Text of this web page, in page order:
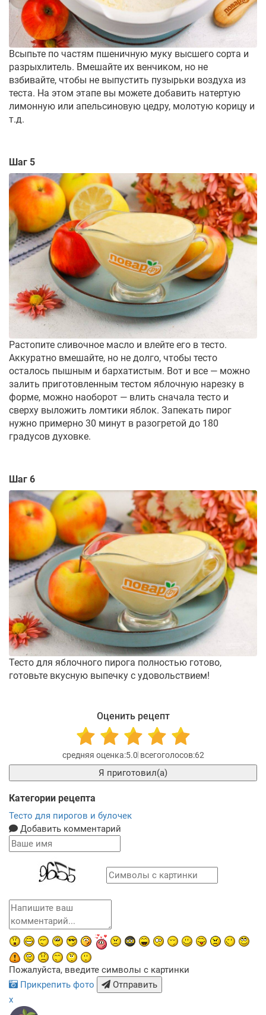
Всыпьте по частям пшеничную муку высшего сорта и
разрыхлитель. Вмешайте их венчиком, но не
взбивайте, чтобы не выпустить пузырьки воздуха из
теста. На этом этапе вы можете добавить натертую
лимонную или апельсиновую цедру, молотую корицу и
т.д.
Шаг 5
Растопите сливочное масло и влейте его в тесто.
Аккуратно вмешайте, но не долго, чтобы тесто
осталось пышным и бархатистым. Вот и все — можно
залить приготовленным тестом яблочную нарезку в
форме, можно наоборот — влить сначала тесто и
сверху выложить ломтики яблок. Запекать пирог
нужно примерно 30 минут в разогретой до 180
градусов духовке.
Шаг 6
Тесто для яблочного пирога полностью готово,
готовьте вкусную выпечку с удовольствием!
Оценить рецепт
5.0 62
Я приготовил(а)
Категории рецепта
Тесто для пирогов и булочек
Добавить комментарий
Пожалуйста, введите символы с картинки
Прикрепить фото
Отправить
x